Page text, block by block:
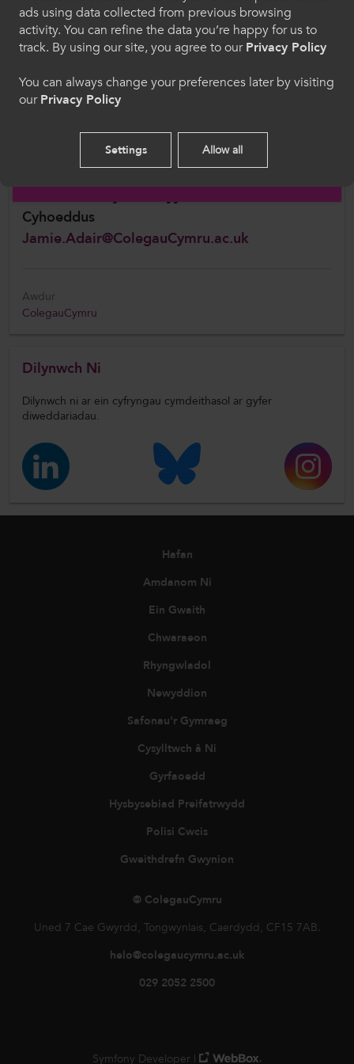
rhwng 6-14 oed.
Cefnogi’r sector addysg bellach i adeiladu ar
gyflawni prosiectau Lles Actif llwyddiannus
sy’n hyrwyddo mwy o weithgarwch a gwell
iechyd meddwl ymhlith dysgwyr addysg
Gwybodaeth Bellach
Cyhoeddus
Jamie.Adair@ColegauCymru.ac.uk
Awdur
ColegauCymru
Dilynwch Ni
Dilynwch ni ar ein cyfryngau cymdeithasol ar gyfer
diweddariadau.
Hafan
Amdanom Ni
Ein Gwaith
Chwaraeon
Rhyngwladol
Newyddion
Safonau'r Gymraeg
Cysylltwch â Ni
Gyrfaoedd
Hysbysebiad Preifatrwydd
Polisi Cwcis
Gweithdrefn Gwynion
© ColegauCymru
Uned 7 Cae Gwyrdd, Tongwynlais, Caerdydd, CF15 7AB.
helo@colegaucymru.ac.uk
029 2052 2500
Symfony Developer |
Cymraeg
Welcome to CollegesWales
Please select your language preference. By using
English
ads using data collected from previous browsing
activity. You can refine the data you’re happy for us to
track. By using our site, you agree to ourPrivacy Policy
You can always change your preferences later by visiting
ourPrivacy Policy
Settings Allow all